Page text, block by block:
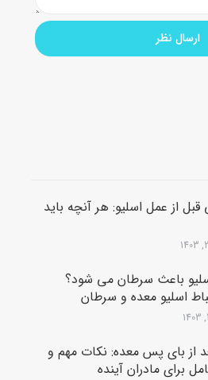
قبل از عمل اسلیو: هر آنچه باید
باعث سرطان می شود؟
اسلیو معده و سرطان
از بای پس معده: نکات مهم و
برای مادران آینده